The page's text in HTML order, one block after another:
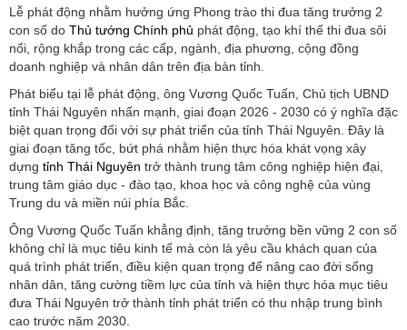
Lễ phát động nhằm hưởng ứng Phong trào thi đua tăng trưởng 2
con số do Thủ tướng Chính phủ phát động, tạo khí thế thi đua sôi
nổi, rộng khắp trong các cấp, ngành, địa phương, cộng đồng
doanh nghiệp và nhân dân trên địa bàn tỉnh.
Phát biểu tại lễ phát động, ông Vương Quốc Tuấn, Chủ tịch UBND
tỉnh Thái Nguyên nhấn mạnh, giai đoạn 2026 - 2030 có ý nghĩa đặc
biệt quan trọng đối với sự phát triển của tỉnh Thái Nguyên. Đây là
giai đoạn tăng tốc, bứt phá nhằm hiện thực hóa khát vọng xây
dựng tỉnh Thái Nguyên trở thành trung tâm công nghiệp hiện đại,
trung tâm giáo dục - đào tạo, khoa học và công nghệ của vùng
Trung du và miền núi phía Bắc.
Ông Vương Quốc Tuấn khẳng định, tăng trưởng bền vững 2 con số
không chỉ là mục tiêu kinh tế mà còn là yêu cầu khách quan của
quá trình phát triển, điều kiện quan trọng để nâng cao đời sống
nhân dân, tăng cường tiềm lực của tỉnh và hiện thực hóa mục tiêu
đưa Thái Nguyên trở thành tỉnh phát triển có thu nhập trung bình
cao trước năm 2030.